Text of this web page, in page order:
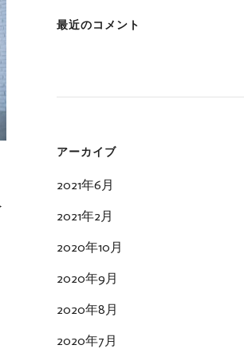
最近のコメント
アーカイブ
2021年6月
2021年2月
2020年10月
2020年9月
2020年8月
2020年7月